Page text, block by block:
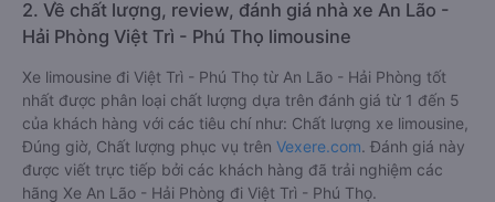
2. Về chất lượng, review, đánh giá nhà xe An Lão -
Hải Phòng Việt Trì - Phú Thọ limousine
Xe limousine đi Việt Trì - Phú Thọ từ An Lão - Hải Phòng tốt
nhất được phân loại chất lượng dựa trên đánh giá từ 1 đến 5
của khách hàng với các tiêu chí như: Chất lượng xe limousine,
Đúng giờ, Chất lượng phục vụ trên Vexere.com. Đánh giá này
được viết trực tiếp bởi các khách hàng đã trải nghiệm các
hãng Xe An Lão - Hải Phòng đi Việt Trì - Phú Thọ.